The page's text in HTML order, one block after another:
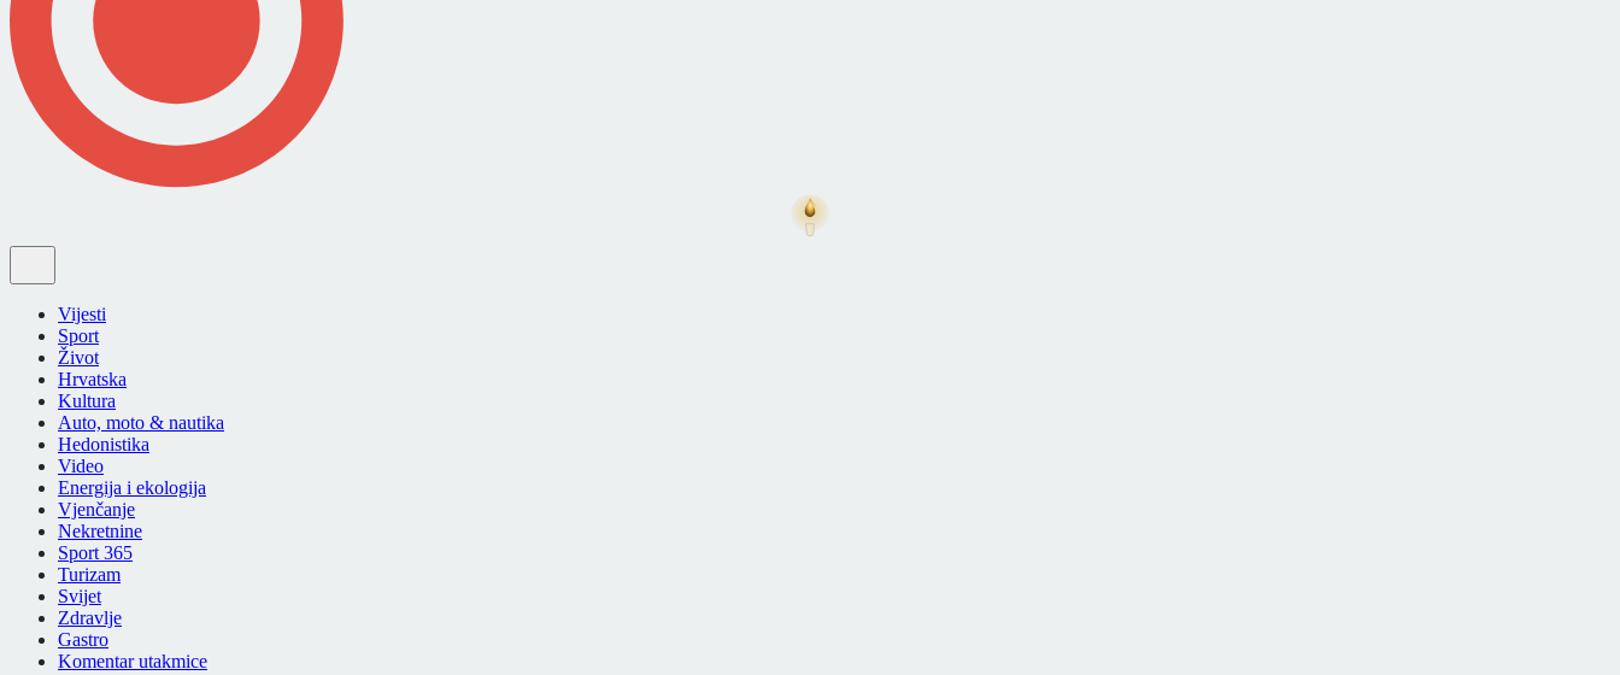
Vijesti
Sport
Život
Hrvatska
Kultura
Auto, moto & nautika
Hedonistika
Video
Energija i ekologija
Vjenčanje
Nekretnine
Sport 365
Turizam
Svijet
Zdravlje
Gastro
Komentar utakmice